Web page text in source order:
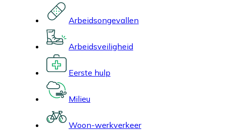
Arbeidsongevallen
Arbeidsveiligheid
Eerste hulp
Milieu
Woon-werkverkeer